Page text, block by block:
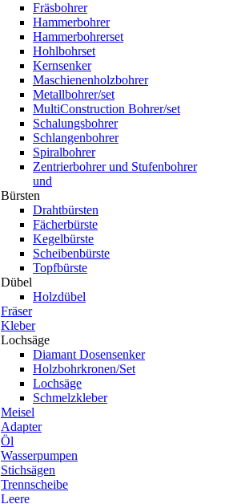
Fräsbohrer
Hammerbohrer
Hammerbohrerset
Hohlbohrset
Kernsenker
Maschienenholzbohrer
Metallbohrer/set
MultiConstruction Bohrer/set
Schalungsbohrer
Schlangenbohrer
Spiralbohrer
Zentrierbohrer und Stufenbohrer
und
Bürsten
Drahtbürsten
Fächerbürste
Kegelbürste
Scheibenbürste
Topfbürste
Dübel
Holzdübel
Fräser
Kleber
Lochsäge
Diamant Dosensenker
Holzbohrkronen/Set
Lochsäge
Schmelzkleber
Meisel
Adapter
Öl
Wasserpumpen
Stichsägen
Trennscheibe
Leere